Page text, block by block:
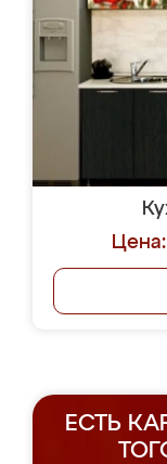
ЕСТЬ